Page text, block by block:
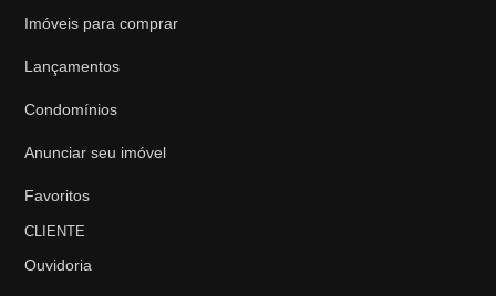
Imóveis para comprar
Lançamentos
Condomínios
Anunciar seu imóvel
Favoritos
CLIENTE
Ouvidoria